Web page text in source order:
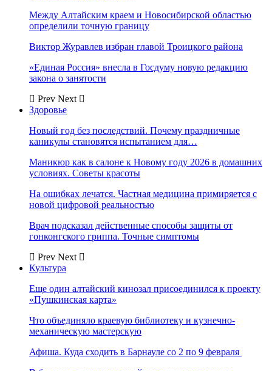
Между Алтайским краем и Новосибирской областью
определили точную границу
Виктор Журавлев избран главой Троицкого района
«Единая Россия» внесла в Госдуму новую редакцию
закона о занятости
Prev Next
Здоровье
Новый год без последствий. Почему праздничные
каникулы становятся испытанием для…
Маникюр как в салоне к Новому году 2026 в домашних
условиях. Советы красоты
На ошибках лечатся. Частная медицина примиряется с
новой цифровой реальностью
Врач подсказал действенные способы защиты от
гонконгского гриппа. Точные симптомы
Prev Next
Культура
Еще один алтайский кинозал присоединился к проекту
«Пушкинская карта»
Что объединяло краевую библиотеку и кузнечно-
механическую мастерскую
Афиша. Куда сходить в Барнауле со 2 по 9 февраля